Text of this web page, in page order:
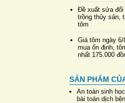
Đề xuất sửa đổi
trồng thủy sản,
tôm
Giá tôm ngày
mua ổn định,
nhất 175.000
SẢN PHẨM
An toàn sinh
bài toán dịch